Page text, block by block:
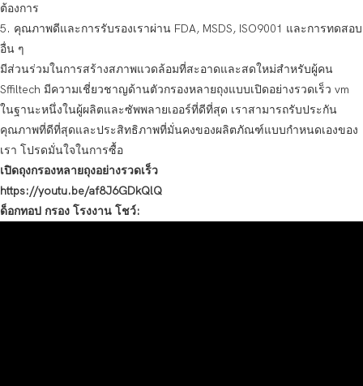
ต้องการ
5. คุณภาพดีและการรับรองเราผ่าน FDA, MSDS, ISO9001 และการทดสอบ
อื่น ๆ
มีส่วนร่วมในการสร้างสภาพแวดล้อมที่สะอาดและสดใหม่สำหรับผู้คน
Sffiltech มีความเชี่ยวชาญด้านตัวกรองหลายถุงแบบเปิดอย่างรวดเร็ว vm
ในฐานะหนึ่งในผู้ผลิตและซัพพลายเออร์ที่ดีที่สุด เราสามารถรับประกัน
คุณภาพที่ดีที่สุดและประสิทธิภาพที่มั่นคงของผลิตภัณฑ์แบบกำหนดเองของ
เรา โปรดมั่นใจในการซื้อ
เปิดถุงกรองหลายถุงอย่างรวดเร็ว
https://youtu.be/af8J6GDkQlQ
ด็อกทอป กรอง โรงงาน โชว์: